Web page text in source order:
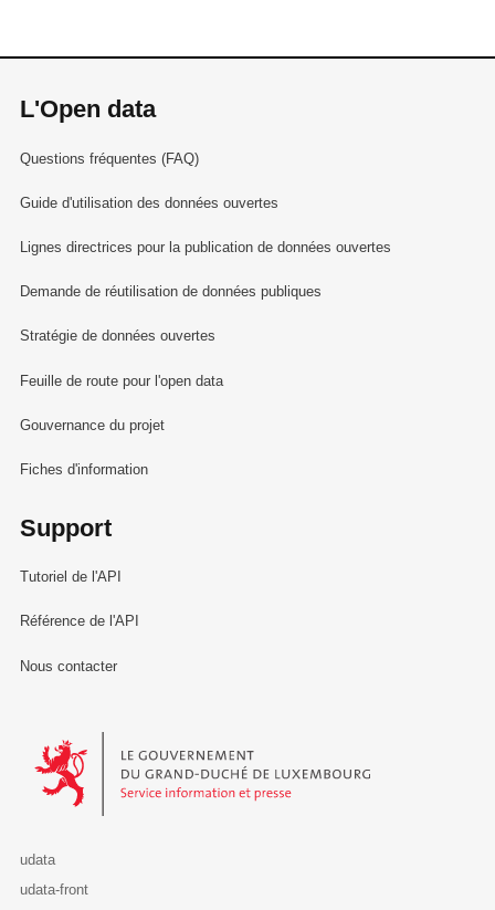
L'Open data
Questions fréquentes (FAQ)
Guide d'utilisation des données ouvertes
Lignes directrices pour la publication de données ouvertes
Demande de réutilisation de données publiques
Stratégie de données ouvertes
Feuille de route pour l'open data
Gouvernance du projet
Fiches d'information
Support
Tutoriel de l'API
Référence de l'API
Nous contacter
Le Gouvernement du Grand-Duché de Luxembourg - Service
udata
udata-front